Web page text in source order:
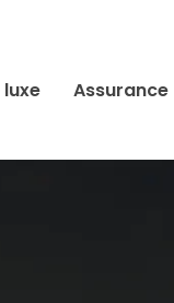
luxe Assurance